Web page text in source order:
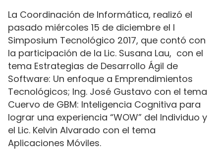
La Coordinación de Informática, realizó el
pasado miércoles 15 de diciembre el I
Simposium Tecnológico 2017, que contó con
la participación de la Lic. Susana Lau, con el
tema Estrategias de Desarrollo Ágil de
Software: Un enfoque a Emprendimientos
Tecnológicos; Ing. José Gustavo con el tema
Cuervo de GBM: Inteligencia Cognitiva para
lograr una experiencia “WOW” del Individuo y
el Lic. Kelvin Alvarado con el tema
Aplicaciones Móviles.